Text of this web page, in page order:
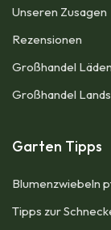
Unseren Zusagen
Rezensionen​
Großhandel Läden
Großhandel
Garten Tipps
Blumenzwiebeln
Tipps zur